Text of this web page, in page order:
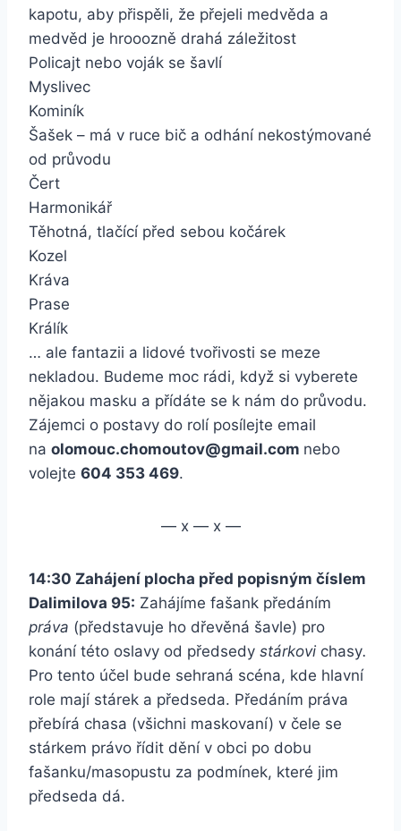
kapotu, aby přispěli, že přejeli medvěda a
medvěd je hrooozně drahá záležitost
Policajt nebo voják se šavlí
Myslivec
Kominík
Šašek – má v ruce bič a odhání nekostýmované
od průvodu
Čert
Harmonikář
Těhotná, tlačící před sebou kočárek
Kozel
Kráva
Prase
Králík
… ale fantazii a lidové tvořivosti se meze
nekladou. Budeme moc rádi, když si vyberete
nějakou masku a přídáte se k nám do průvodu.
Zájemci o postavy do rolí posílejte email
na olomouc.chomoutov@gmail.com nebo
volejte 604 353 469.
— x — x —
14:30 Zahájení plocha před popisným číslem
Dalimilova 95: Zahájíme fašank předáním
práva (představuje ho dřevěná šavle) pro
konání této oslavy od předsedy stárkovi chasy.
Pro tento účel bude sehraná scéna, kde hlavní
role mají stárek a předseda. Předáním práva
přebírá chasa (všichni maskovaní) v čele se
stárkem právo řídit dění v obci po dobu
fašanku/masopustu za podmínek, které jim
předseda dá.